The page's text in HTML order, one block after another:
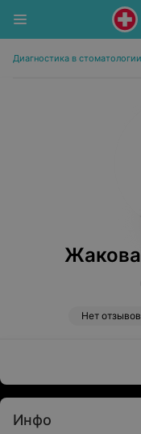
Диагностика в стоматологии
Нет отзывов
Инфо